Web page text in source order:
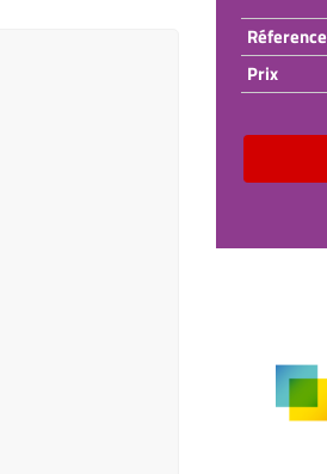
Réference
Prix